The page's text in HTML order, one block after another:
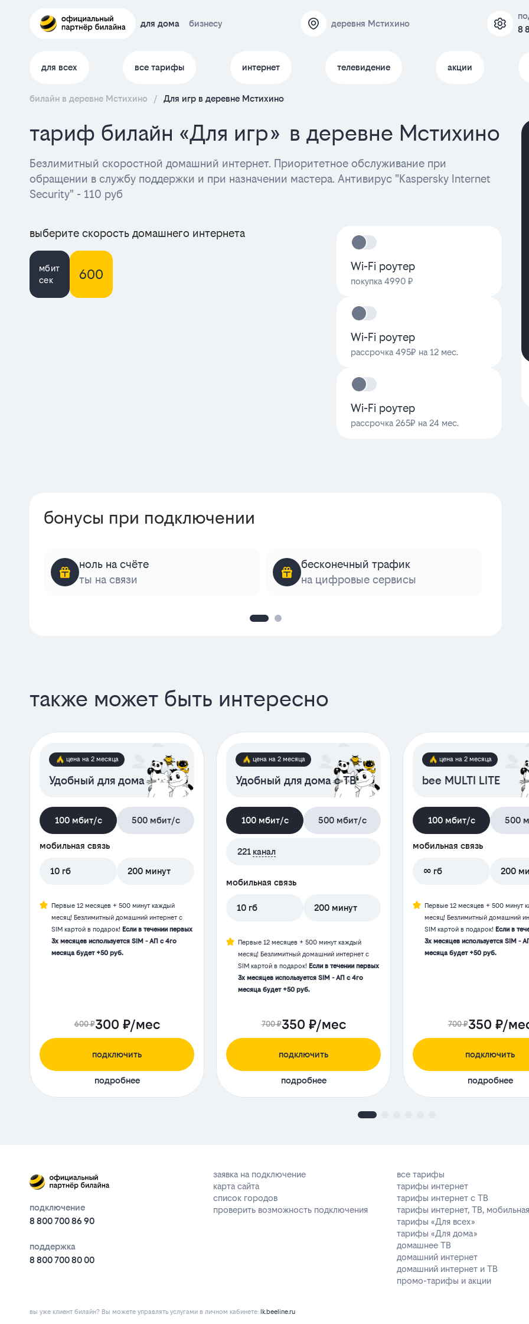
для дома бизнесу деревня Мстихино
8
для всех все тарифы интернет телевидение акции
билайн в деревне Мстихино / Для игр в деревне Мстихино
тариф билайн «Для игр» в деревне Мстихино
Безлимитный скоростной домашний интернет. Приоритетное обслуживание при
обращении в службу поддержки и при назначении мастера. Антивирус "Kaspersky Internet
Security" - 110 руб
выберите скорость домашнего интернета
мбит
сек
600
Wi-Fi роутер
покупка 4990 ₽
Wi-Fi роутер
рассрочка 495₽ на 12 мес.
Wi-Fi роутер
рассрочка 265₽ на 24 мес.
бонусы при подключении
ноль на счёте
ты на связи
бесконечный трафик
на цифровые сервисы
также может быть интересно
цена на 2 месяца
Удобный для дома
100 мбит/с 500 мбит/с
мобильная связь
10 гб 200 минут
Первые 12 месяцев + 500 минут каждый
месяц! Безлимитный домашний интернет с
SIM картой в подарок! Если в течении первых
3х месяцев используется SIM - АП с 4го
месяца будет +50 руб.
600 ₽300 ₽/мес
подключить
подробнее
цена на 2 месяца
Удобный для дома с ТВ
100 мбит/с 500 мбит/с
221 канал
мобильная связь
10 гб 200 минут
Первые 12 месяцев + 500 минут каждый
месяц! Безлимитный домашний интернет с
SIM картой в подарок! Если в течении первых
3х месяцев используется SIM - АП с 4го
месяца будет +50 руб.
700 ₽350 ₽/мес
подключить
подробнее
цена на 2 месяца
bee MULTI LITE
100 мбит/с 500
мобильная связь
∞ гб 200
Первые 12 месяцев + 500 минут
месяц! Безлимитный домашний
SIM картой в подарок! Если в
3х месяцев используется SIM -
месяца будет +50 руб.
700 ₽350 ₽/
подключить
подробнее
подключение
8 800 700 86 90
поддержка
8 800 700 80 00
заявка на подключение
карта сайта
список городов
проверить возможность подключения
все тарифы
тарифы интернет
тарифы интернет с ТВ
тарифы интернет, ТВ,
тарифы «Для всех»
тарифы «Для дома»
домашнее ТВ
домашний интернет
домашний интернет и ТВ
промо-тарифы и акции
вы уже клиент билайн? Вы можете управлять услугами в личнoм кaбинeтe:
lk.beeline.ru